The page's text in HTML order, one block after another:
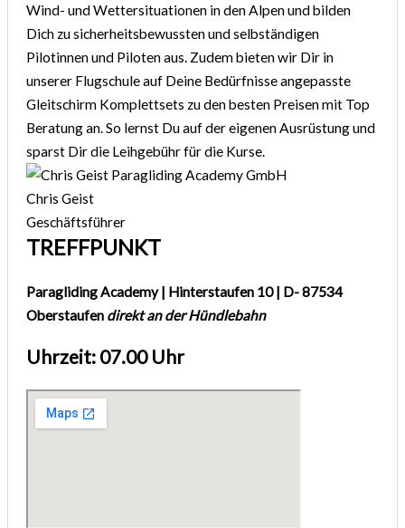
Wind- und Wettersituationen in den Alpen und bilden
Dich zu sicherheitsbewussten und selbständigen
Pilotinnen und Piloten aus. Zudem bieten wir Dir in
unserer Flugschule auf Deine Bedürfnisse angepasste
Gleitschirm Komplettsets zu den besten Preisen mit Top
Beratung an. So lernst Du auf der eigenen Ausrüstung und
sparst Dir die Leihgebühr für die Kurse.
Chris Geist
Geschäftsführer
TREFFPUNKT
Paragliding Academy | Hinterstaufen 10 | D- 87534
Oberstaufen direkt an der Hündlebahn
Uhrzeit: 07.00 Uhr